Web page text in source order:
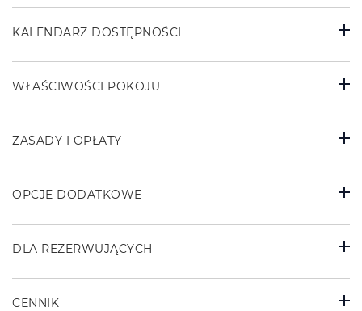
KALENDARZ DOSTĘPNOŚCI
WŁAŚCIWOŚCI POKOJU
ZASADY I OPŁATY
OPCJE DODATKOWE
DLA REZERWUJĄCYCH
CENNIK